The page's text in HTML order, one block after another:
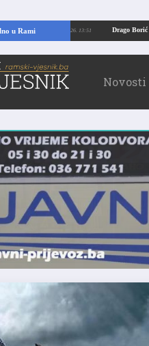
u Ramiarheološke ostatke 24.07.2026. 13:51
Novosti